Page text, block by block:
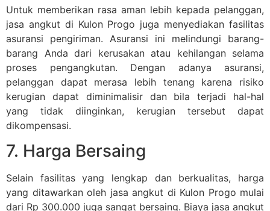
Untuk memberikan rasa aman lebih kepada pelanggan,
jasa angkut di Kulon Progo juga menyediakan fasilitas
asuransi pengiriman. Asuransi ini melindungi barang-
barang Anda dari kerusakan atau kehilangan selama
proses pengangkutan. Dengan adanya asuransi,
pelanggan dapat merasa lebih tenang karena risiko
kerugian dapat diminimalisir dan bila terjadi hal-hal
yang tidak diinginkan, kerugian tersebut dapat
dikompensasi.
7. Harga Bersaing
Selain fasilitas yang lengkap dan berkualitas, harga
yang ditawarkan oleh jasa angkut di Kulon Progo mulai
dari Rp 300.000 juga sangat bersaing. Biaya jasa angkut